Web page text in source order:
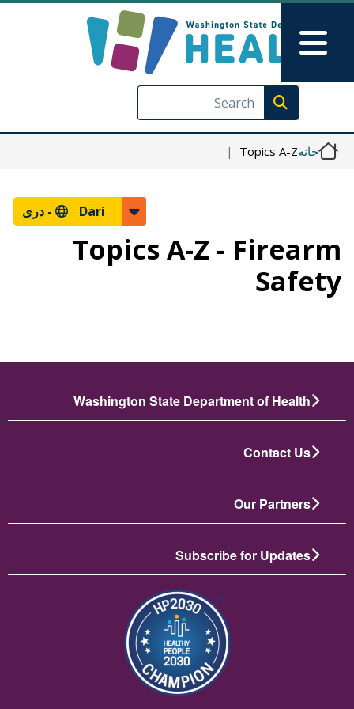
رفتن به محتوای اصلی
Skip to Feedback
Execute search
Main Menu
خانهTopics A-Z
Dari - دری
Topics A-Z - Firearm
Safety
Washington State Department of Health
Contact Us
Our Partners
Subscribe for Updates
تصویر